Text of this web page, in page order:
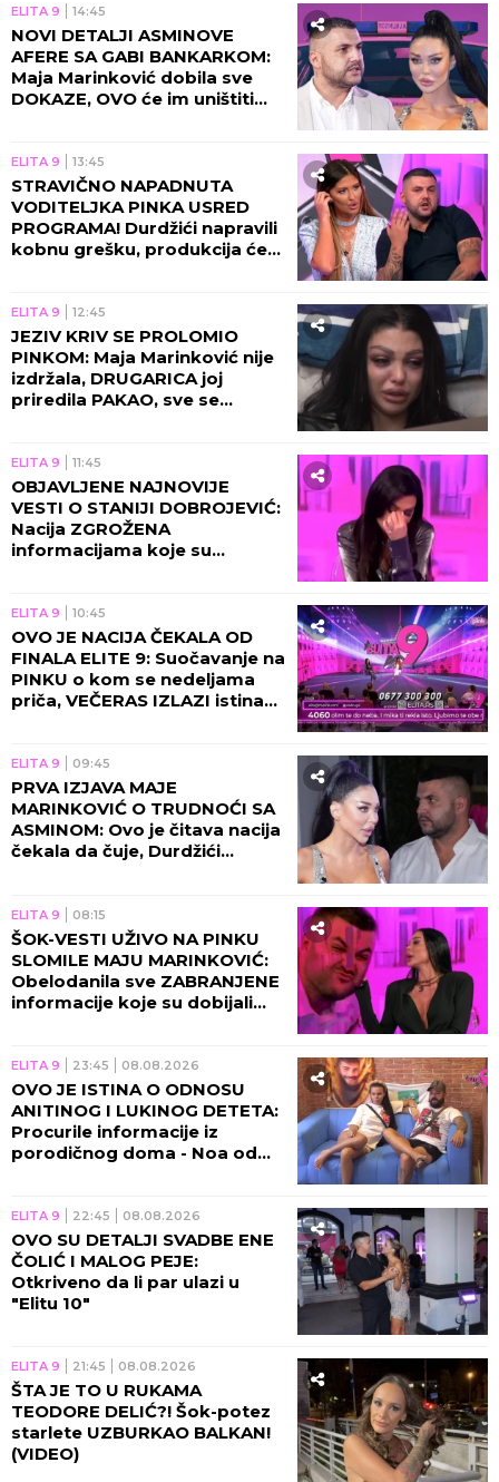
ELITA 9 14:45
NOVI DETALJI ASMINOVE
AFERE SA GABI BANKARKOM:
Maja Marinković dobila sve
DOKAZE, OVO će im uništiti
ELITA 9 13:45
STRAVIČNO NAPADNUTA
VODITELJKA PINKA USRED
PROGRAMA! Durdžići napravili
kobnu grešku, produkcija će
ELITA 9 12:45
JEZIV KRIV SE PROLOMIO
PINKOM: Maja Marinković nije
izdržala, DRUGARICA joj
priredila PAKAO, sve se
ELITA 9 11:45
OBJAVLJENE NAJNOVIJE
VESTI O STANIJI DOBROJEVIĆ:
Nacija ZGROŽENA
informacijama koje su
ELITA 9 10:45
OVO JE NACIJA ČEKALA OD
FINALA ELITE 9: Suočavanje na
PINKU o kom se nedeljama
priča, VEČERAS IZLAZI istina
ELITA 9 09:45
PRVA IZJAVA MAJE
MARINKOVIĆ O TRUDNOĆI SA
ASMINOM: Ovo je čitava nacija
čekala da čuje, Durdžići
ELITA 9 08:15
ŠOK-VESTI UŽIVO NA PINKU
SLOMILE MAJU MARINKOVIĆ:
Obelodanila sve ZABRANJENE
informacije koje su dobijali
ELITA 9 23:45 08.08.2026
OVO JE ISTINA O ODNOSU
ANITINOG I LUKINOG DETETA:
Procurile informacije iz
porodičnog doma - Noa od
ELITA 9 22:45 08.08.2026
OVO SU DETALJI SVADBE ENE
ČOLIĆ I MALOG PEJE:
Otkriveno da li par ulazi u
"Elitu 10"
ELITA 9 21:45 08.08.2026
ŠTA JE TO U RUKAMA
TEODORE DELIĆ?! Šok-potez
starlete UZBURKAO BALKAN!
(VIDEO)